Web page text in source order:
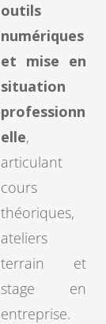
outils
numériques
et mise en
situation
professionn
elle,
articulant
cours
théoriques,
ateliers
terrain et
stage en
entreprise.